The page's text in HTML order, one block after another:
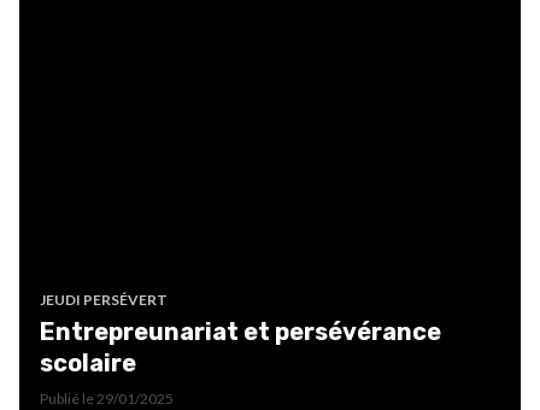
JEUDI PERSÉVERT
Entrepreunariat et persévérance
scolaire
Publié le29/01/2025